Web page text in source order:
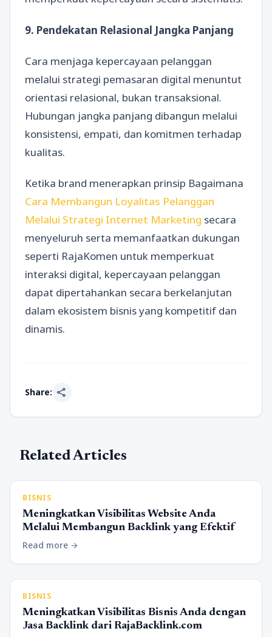
9. Pendekatan Relasional Jangka Panjang
Cara menjaga kepercayaan pelanggan
melalui strategi pemasaran digital menuntut
orientasi relasional, bukan transaksional.
Hubungan jangka panjang dibangun melalui
konsistensi, empati, dan komitmen terhadap
kualitas.
Ketika brand menerapkan prinsip Bagaimana
Cara Membangun Loyalitas Pelanggan
Melalui Strategi Internet Marketing secara
menyeluruh serta memanfaatkan dukungan
seperti RajaKomen untuk memperkuat
interaksi digital, kepercayaan pelanggan
dapat dipertahankan secara berkelanjutan
dalam ekosistem bisnis yang kompetitif dan
dinamis.
Share: share
Related Articles
BISNIS
Meningkatkan Visibilitas Website Anda
Melalui Membangun Backlink yang Efektif
Read more arrow_forward
BISNIS
Meningkatkan Visibilitas Bisnis Anda dengan
Jasa Backlink dari RajaBacklink.com